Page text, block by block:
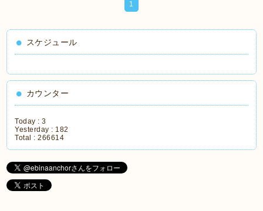
1
スケジュール
カウンター
Today :3
Yesterday : 182
Total :266614